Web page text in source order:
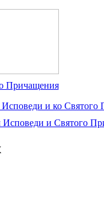
Причащения
Исповеди и Святого